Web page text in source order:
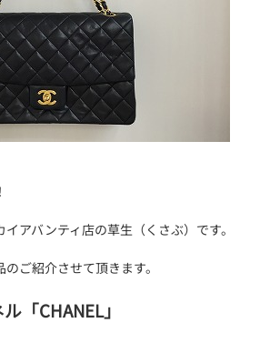
アバンティ店の草生（くさぶ）です。
ご紹介させて頂きます。
「CHANEL」